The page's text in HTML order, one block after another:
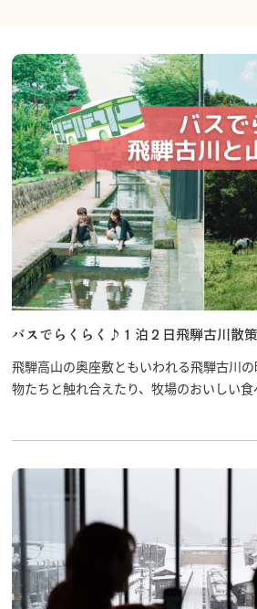
バスでらくらく♪１泊２日飛騨古川散
飛騨高山の奥座敷ともいわれる飛騨古川
物たちと触れ合えたり、牧場のおいしい